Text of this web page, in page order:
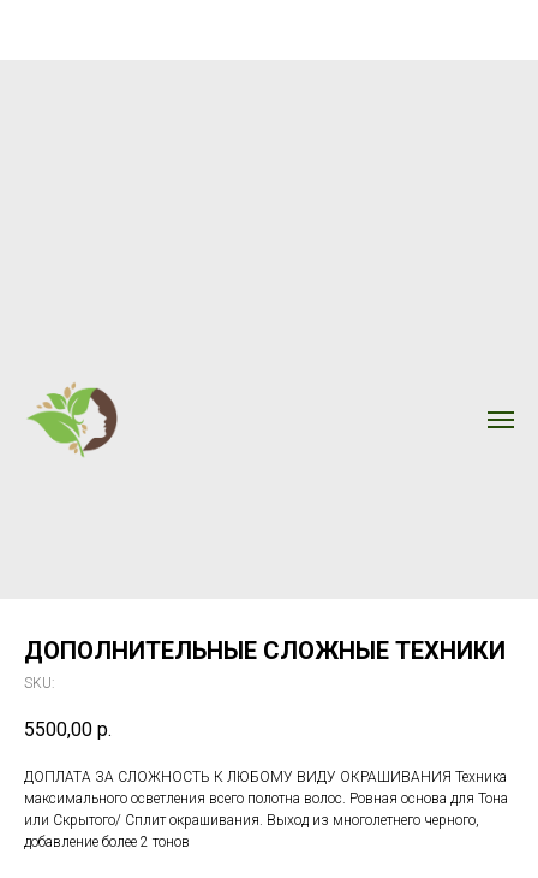
ДОПОЛНИТЕЛЬНЫЕ СЛОЖНЫЕ ТЕХНИКИ
SKU:
5500,00 р.
ДОПЛАТА ЗА СЛОЖНОСТЬ К ЛЮБОМУ ВИДУ ОКРАШИВАНИЯ Техника
максимального осветления всего полотна волос. Ровная основа для Тона
или Скрытого/ Сплит окрашивания. Выход из многолетнего черного,
добавление более 2 тонов